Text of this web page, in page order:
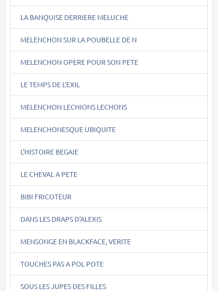
LA BANQUISE DERRIERE MELUCHE
MELENCHON SUR LA POUBELLE DE N
MELENCHON OPERE POUR SON PETE
LE TEMPS DE L'EXIL
MELENCHON LECHIONS LECHONS
MELENCHONESQUE UBIQUITE
L'HISTOIRE BEGAIE
LE CHEVAL A PETE
BIBI FRICOTEUR
DANS LES DRAPS D'ALEXIS
MENSONGE EN BLACKFACE, VERITE
TOUCHES PAS A POL POTE
SOUS LES JUPES DES FILLES